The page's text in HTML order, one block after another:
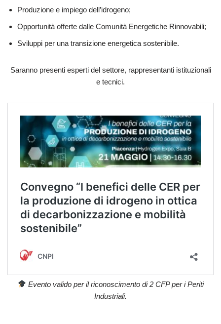
Produzione e impiego dell’idrogeno;
Opportunità offerte dalle Comunità Energetiche Rinnovabili;
Sviluppi per una transizione energetica sostenibile.
Saranno presenti esperti del settore, rappresentanti istituzionali
e tecnici.
Evento valido per il riconoscimento di 2 CFP per i Periti
Industriali.